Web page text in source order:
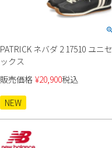
PATRICK ネバダ 2 17510 ユニセ
ックス
販売価格 ¥20,900税込
NEW